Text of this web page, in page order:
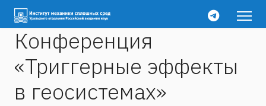
Конференция
«Триггерные эффекты
в геосистемах»